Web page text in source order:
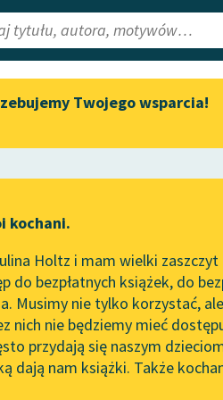
Lektury
redakcyjne
Aktualności
„Prokurator Alicja
literatury
Spotkanie z
w Oslo
102. lata temu
Conrad
Twojego wsparcia!
kochani.
Holtz i mam wielki
do bezpłatnych książek, do
Musimy nie tylko korzystać,
nich nie będziemy mieć
przydają się naszym
dają nam książki. Także
✖ Romantyzm✖